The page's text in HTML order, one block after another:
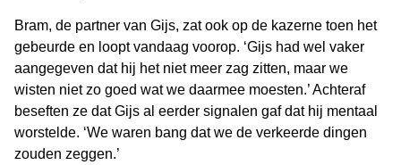
Bram, de partner van Gijs, zat ook op de kazerne toen het
gebeurde en loopt vandaag voorop. ‘Gijs had wel vaker
aangegeven dat hij het niet meer zag zitten, maar we
wisten niet zo goed wat we daarmee moesten.’ Achteraf
beseften ze dat Gijs al eerder signalen gaf dat hij mentaal
worstelde. ‘We waren bang dat we de verkeerde dingen
zouden zeggen.’